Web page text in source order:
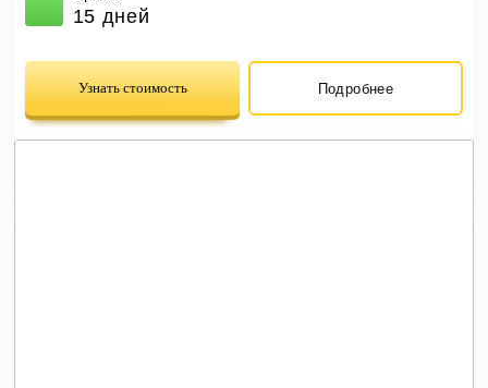
15 дней
Узнать стоимость Подробнее